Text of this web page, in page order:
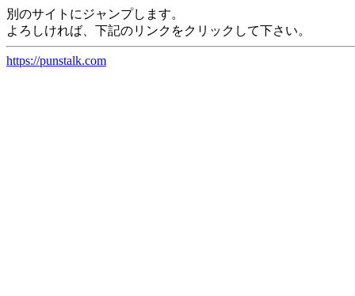
別のサイトにジャンプします。
よろしければ、下記のリンクをクリックして下さい。
https://punstalk.com